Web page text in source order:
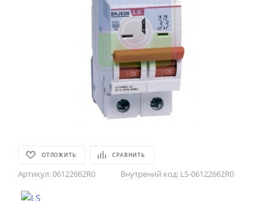
ОТЛОЖИТЬ СРАВНИТЬ
Артикул:06122662R0 Внутрений код: LS-06122662R0